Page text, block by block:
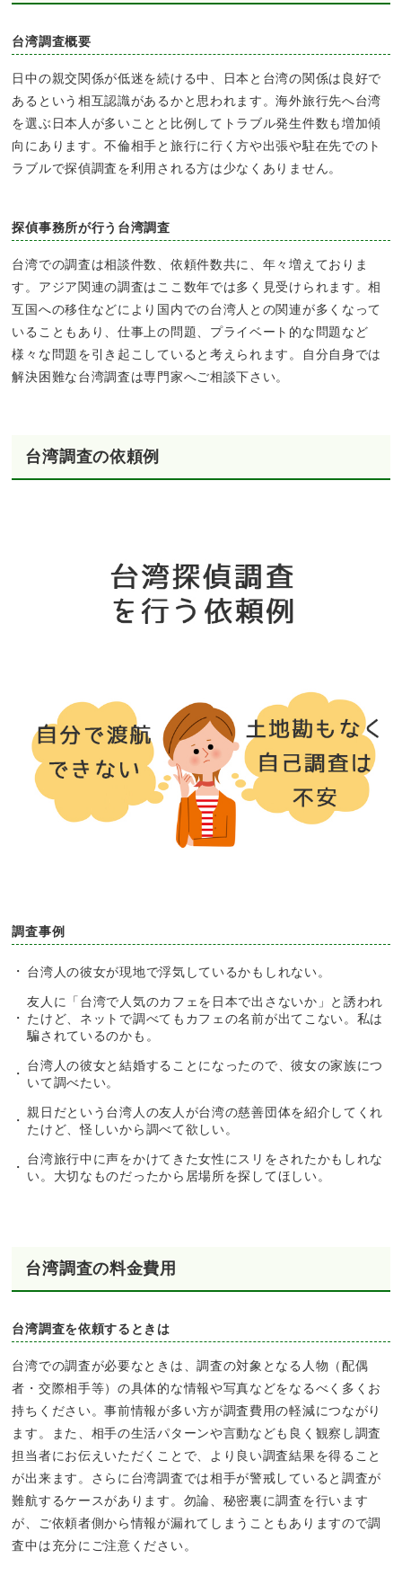
台湾調査概要
日中の親交関係が低迷を続ける中、日本と台湾の関係は良好で
あるという相互認識があるかと思われます。海外旅行先へ台湾
を選ぶ日本人が多いことと比例してトラブル発生件数も増加傾
向にあります。不倫相手と旅行に行く方や出張や駐在先でのト
ラブルで探偵調査を利用される方は少なくありません。
探偵事務所が行う台湾調査
台湾での調査は相談件数、依頼件数共に、年々増えておりま
す。アジア関連の調査はここ数年では多く見受けられます。相
互国への移住などにより国内での台湾人との関連が多くなって
いることもあり、仕事上の問題、プライベート的な問題など
様々な問題を引き起こしていると考えられます。自分自身では
解決困難な台湾調査は専門家へご相談下さい。
台湾調査の依頼例
調査事例
台湾人の彼女が現地で浮気しているかもしれない。
友人に「台湾で人気のカフェを日本で出さないか」と誘われ
たけど、ネットで調べてもカフェの名前が出てこない。私は
騙されているのかも。
台湾人の彼女と結婚することになったので、彼女の家族につ
いて調べたい。
親日だという台湾人の友人が台湾の慈善団体を紹介してくれ
たけど、怪しいから調べて欲しい。
台湾旅行中に声をかけてきた女性にスリをされたかもしれな
い。大切なものだったから居場所を探してほしい。
台湾調査の料金費用
台湾調査を依頼するときは
台湾での調査が必要なときは、調査の対象となる人物（配偶
者・交際相手等）の具体的な情報や写真などをなるべく多くお
持ちください。事前情報が多い方が調査費用の軽減につながり
ます。また、相手の生活パターンや言動なども良く観察し調査
担当者にお伝えいただくことで、より良い調査結果を得ること
が出来ます。さらに台湾調査では相手が警戒していると調査が
難航するケースがあります。勿論、秘密裏に調査を行います
が、ご依頼者側から情報が漏れてしまうこともありますので調
査中は充分にご注意ください。